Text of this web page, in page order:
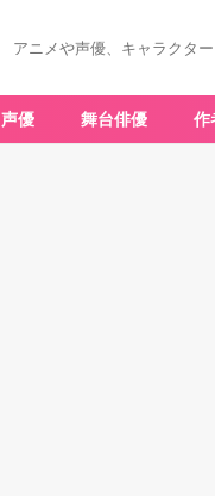
アニメや声優、キャラクタ
声優 舞台俳優 作